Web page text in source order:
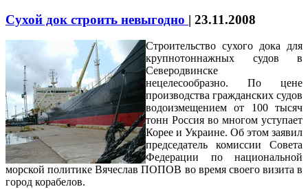
Сухой док строить невыгодно | 23.11.2008
Строительство сухого дока для
крупнотоннажных судов в
Северодвинске
нецелесообразно. По цене
производства гражданских судов
водоизмещением от 100 тысяч
тонн Россия во многом уступает
Корее и Украине. Об этом заявил
председатель комиссии Совета
Федерации по национальной
морской политике Вячеслав ПОПОВ во время своего визита в
город корабелов.